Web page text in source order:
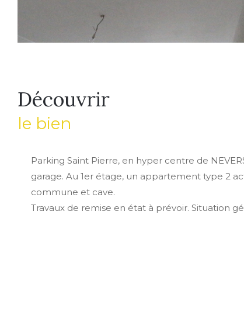
découvrir
le bien
Parking Saint Pierre, en hyper centre de
garage. Au 1er étage, un appartement type 2
commune et cave.
Travaux de remise en état à prévoir. Situation